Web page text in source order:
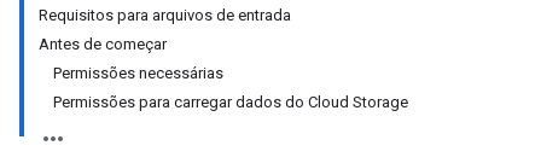
Requisitos para arquivos de entrada
Antes de começar
Permissões necessárias
Permissões para carregar dados do Cloud Storage